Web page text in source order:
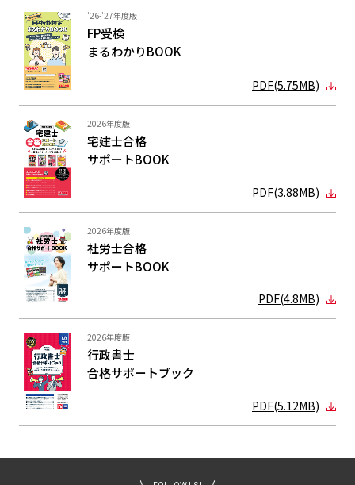
'26-'27年度版
FP受検
まるわかりBOOK
PDF(5.75MB)
2026年度版
宅建士合格
サポートBOOK
PDF(3.88MB)
2026年度版
社労士合格
サポートBOOK
PDF(4.8MB)
2026年度版
行政書士
合格サポートブック
PDF(5.12MB)